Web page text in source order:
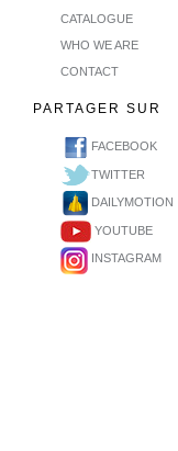
CATALOGUE
WHO WE ARE
CONTACT
PARTAGER SUR
FACEBOOK
TWITTER
DAILYMOTION
YOUTUBE
INSTAGRAM